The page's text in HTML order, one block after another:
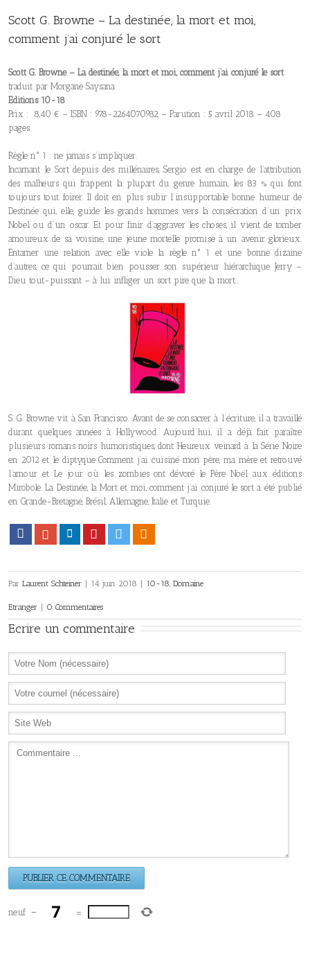
Scott G. Browne – La destinée, la mort et moi,
comment j’ai conjuré le sort
Scott G. Browne – La destinée, la mort et moi, comment j’ai conjuré le sort
traduit par Morgane Saysana
Editions 10-18
Prix : 8,40 € – ISBN : 978-2264070982 – Parution : 5 avril 2018 – 408
pages
Règle n° 1 : ne jamais s’impliquer.
Incarnant le Sort depuis des millénaires, Sergio est en charge de l’attribution
des malheurs qui frappent la plupart du genre humain, les 83 % qui font
toujours tout foirer. Il doit en plus subir l’insupportable bonne humeur de
Destinée qui, elle, guide les grands hommes vers la consécration d’un prix
Nobel ou d’un oscar. Et pour finir d’aggraver les choses, il vient de tomber
amoureux de sa voisine, une jeune mortelle promise à un avenir glorieux.
Entamer une relation avec elle viole la règle n° 1 et une bonne dizaine
d’autres, ce qui pourrait bien pousser son supérieur hiérarchique Jerry –
Dieu tout-puissant – à lui infliger un sort pire que la mort…
S. G. Browne vit à San Francisco. Avant de se consacrer à l’écriture, il a travaillé
durant quelques années à Hollywood. Aujourd’hui, il a déjà fait paraître
plusieurs romans noirs humoristiques, dont Heureux veinard à la Série Noire
en 2012 et le diptyque Comment j’ai cuisiné mon père, ma mère et retrouvé
l’amour et Le jour où les zombies ont dévoré le Père Noël aux éditions
Mirobole. La Destinée, la Mort et moi, comment j’ai conjuré le sort a été publié
en Grande-Bretagne, Brésil, Allemagne, Italie et Turquie.
Facebook Google+
Par Laurent Schteiner 14 juin 2018 10-18, Domaine
Etranger 0 Commentaires
Ecrire un commentaire
neuf − =